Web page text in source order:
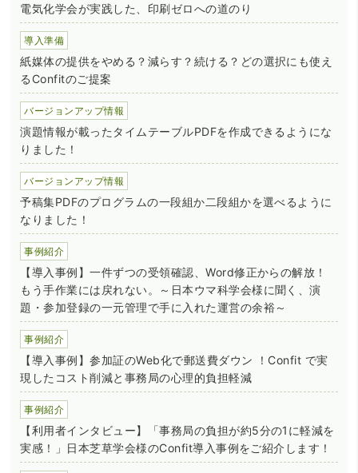
電気化学会が実践した、印刷ゼロへの道のり
導入準備
紙媒体の提供をやめる？減らす？続ける？どの選択にも使え
るConfitのご提案
バージョンアップ情報
演題情報が載ったタイムテーブルPDFを作成できるようにな
りました！
バージョンアップ情報
予稿集PDFのプログラムの一段組か二段組かを選べるように
なりました！
事例紹介
【導入事例】一件ずつの受領確認、Word修正からの解放！
もう手作業には戻れない。～日本ウマ科学会様に聞く、演
題・参加登録の一元管理で手に入れた運営の余裕～
事例紹介
【導入事例】参加証のWeb化で郵送費ダウン ！Confit で実
現したコスト削減と事務局の心理的負担軽減
事例紹介
【利用者インタビュー】「事務局の負担が約5分の1に軽減を
実感！」日本芝草学会様のConfit導入事例をご紹介します！